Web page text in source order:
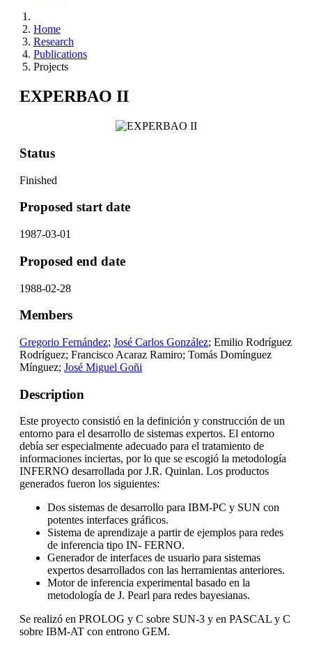
Home
Research
Publications
Projects
EXPERBAO II
Status
Finished
Proposed start date
1987-03-01
Proposed end date
1988-02-28
Members
Gregorio Fernández; José Carlos González; Emilio Rodríguez
Rodríguez; Francisco Acaraz Ramiro; Tomás Domínguez
Mínguez; José Miguel Goñi
Description
Este proyecto consistió en la definición y construcción de un
entorno para el desarrollo de sistemas expertos. El entorno
debía ser especialmente adecuado para el tratamiento de
informaciones inciertas, por lo que se escogió la metodología
INFERNO desarrollada por J.R. Quinlan. Los productos
generados fueron los siguientes:
Dos sistemas de desarrollo para IBM-PC y SUN con
potentes interfaces gráficos.
Sistema de aprendizaje a partir de ejemplos para redes
de inferencia tipo IN- FERNO.
Generador de interfaces de usuario para sistemas
expertos desarrollados con las herramientas anteriores.
Motor de inferencia experimental basado en la
metodología de J. Pearl para redes bayesianas.
Se realizó en PROLOG y C sobre SUN-3 y en PASCAL y C
sobre IBM-AT con entrono GEM.